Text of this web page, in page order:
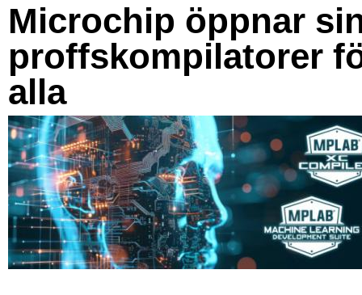
Microchip öppnar
proffskompilatorer
alla